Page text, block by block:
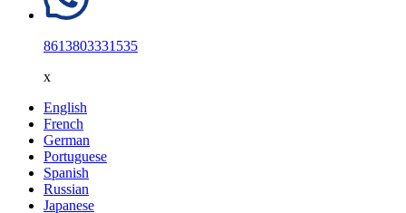
8613803331535
x
English
French
German
Portuguese
Spanish
Russian
Japanese